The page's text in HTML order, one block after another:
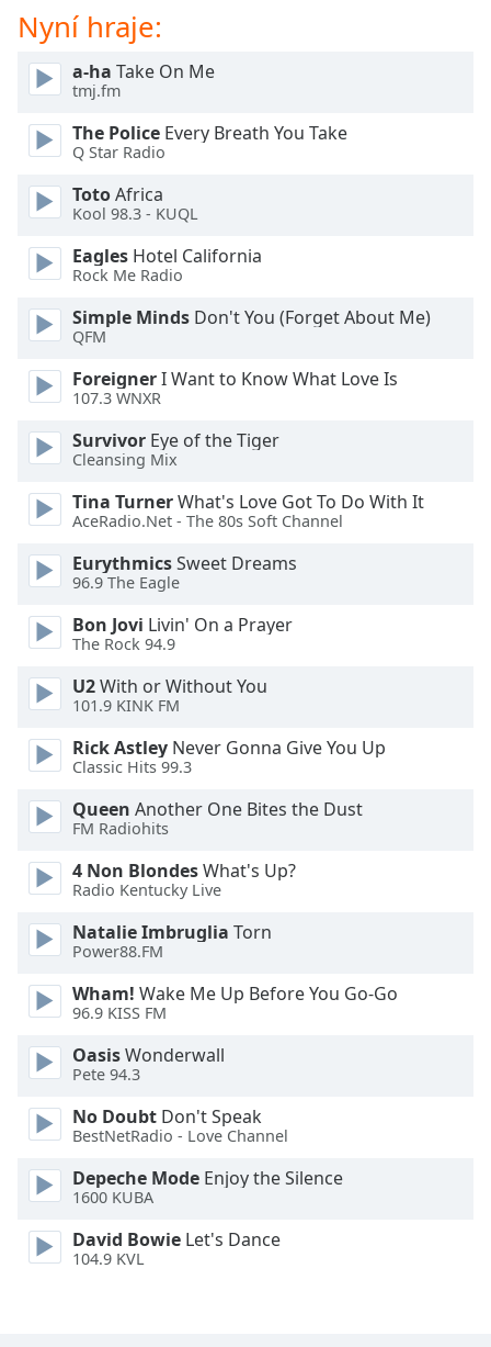
Opacity
Caption
Area
Color
Opacity
Font
Edge
Style
Font
Family
Reset
Done
Modal
Dialog
dialog
window.
Nyní hraje:
a-ha Take On Me
tmj.fm
The Police Every Breath You Take
Q Star Radio
TotoAfrica
Kool 98.3 - KUQL
Eagles Hotel California
Rock Me Radio
Simple Minds Don't You (Forget About Me)
QFM
ForeignerI Want to Know What Love Is
107.3 WNXR
Survivor Eye of the Tiger
Cleansing Mix
Tina TurnerWhat's Love Got To Do With It
AceRadio.Net - The 80s Soft Channel
EurythmicsSweet Dreams
96.9 The Eagle
Bon Jovi Livin' On a Prayer
The Rock 94.9
U2With or Without You
101.9 KINK FM
Rick Astley Never Gonna Give You Up
Classic Hits 99.3
Queen Another One Bites the Dust
FM Radiohits
4 Non BlondesWhat's Up?
Radio Kentucky Live
Natalie Imbruglia Torn
Power88.FM
Wham! Wake Me Up Before You Go-Go
96.9 KISS FM
OasisWonderwall
Pete 94.3
No Doubt Don't Speak
BestNetRadio - Love Channel
Depeche Mode Enjoy the Silence
1600 KUBA
David Bowie Let's Dance
104.9 KVL